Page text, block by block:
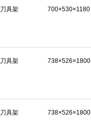
刀具架 700×530×1180
刀具架 738×526×1800
刀具架 738×526×1800